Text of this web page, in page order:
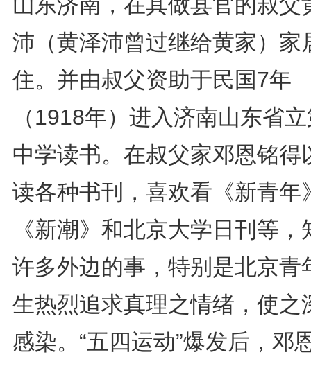
山东济南，在其做县官的叔父
沛（黄泽沛曾过继给黄家）家
住。并由叔父资助于民国7年
（1918年）进入济南山东省
中学读书。在叔父家邓恩铭得
读各种书刊，喜欢看《新青年
《新潮》和北京大学日刊等，
许多外边的事，特别是北京青
生热烈追求真理之情绪，使之
感染。“五四运动”爆发后，邓